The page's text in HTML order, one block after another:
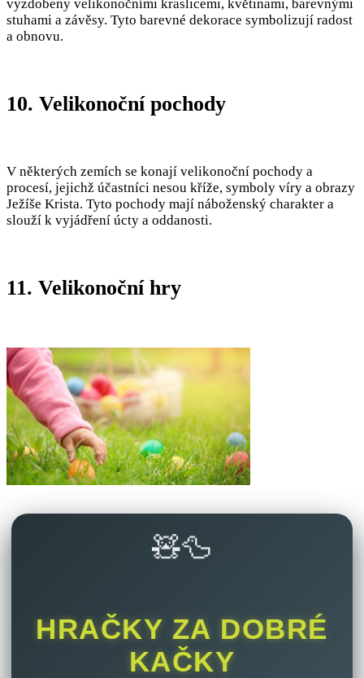
vyzdobeny velikonočními kraslicemi, květinami, barevnými
stuhami a závěsy. Tyto barevné dekorace symbolizují radost
a obnovu.
10. Velikonoční pochody
V některých zemích se konají velikonoční pochody a
procesí, jejichž účastníci nesou kříže, symboly víry a obrazy
Ježíše Krista. Tyto pochody mají náboženský charakter a
slouží k vyjádření úcty a oddanosti.
11. Velikonoční hry
🧸🦆
HRAČKY ZA DOBRÉ
KAČKY